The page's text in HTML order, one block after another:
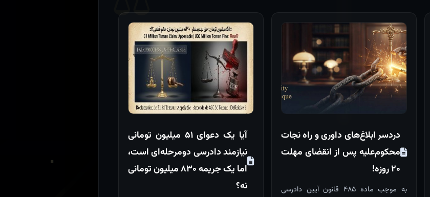
دردسر ابلاغ‌های داوری و راه نجات
محکوم‌علیه پس از انقضای مهلت
۲۰ روزه!
به موجب ماده ۴۸۵ قانون آیین دادرسی
آیا یک دعوای ۵۱ میلیون تومانی
نیازمند دادرسی دومرحله‌ای است،
اما یک جریمه ۸۳۰ میلیون تومانی
نه؟